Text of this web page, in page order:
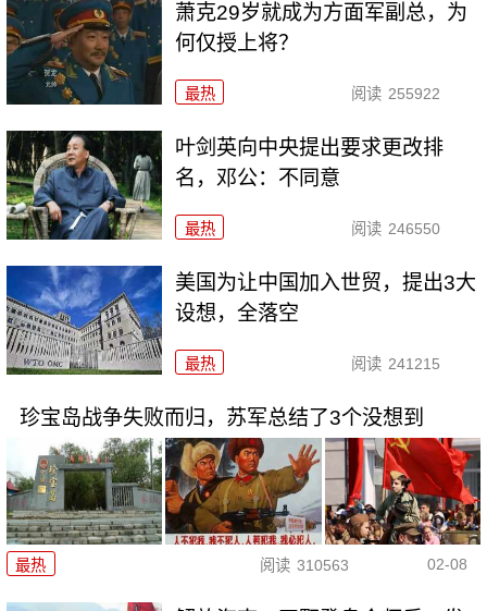
萧克29岁就成为方面军副总，为
何仅授上将？
最热 阅读 255922
叶剑英向中央提出要求更改排
名，邓公：不同意
最热 阅读 246550
美国为让中国加入世贸，提出3大
设想，全落空
最热 阅读 241215
珍宝岛战争失败而归，苏军总结了3个没想到
最热 阅读 310563 02-08